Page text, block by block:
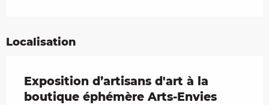
Localisation
Exposition d’artisans d'art à la
boutique éphémère Arts-Envies